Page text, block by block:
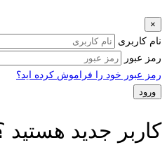
×
نام کاربری
رمز عبور
رمز عبور خود را فراموش کرده اید؟
کاربر جدید هستید